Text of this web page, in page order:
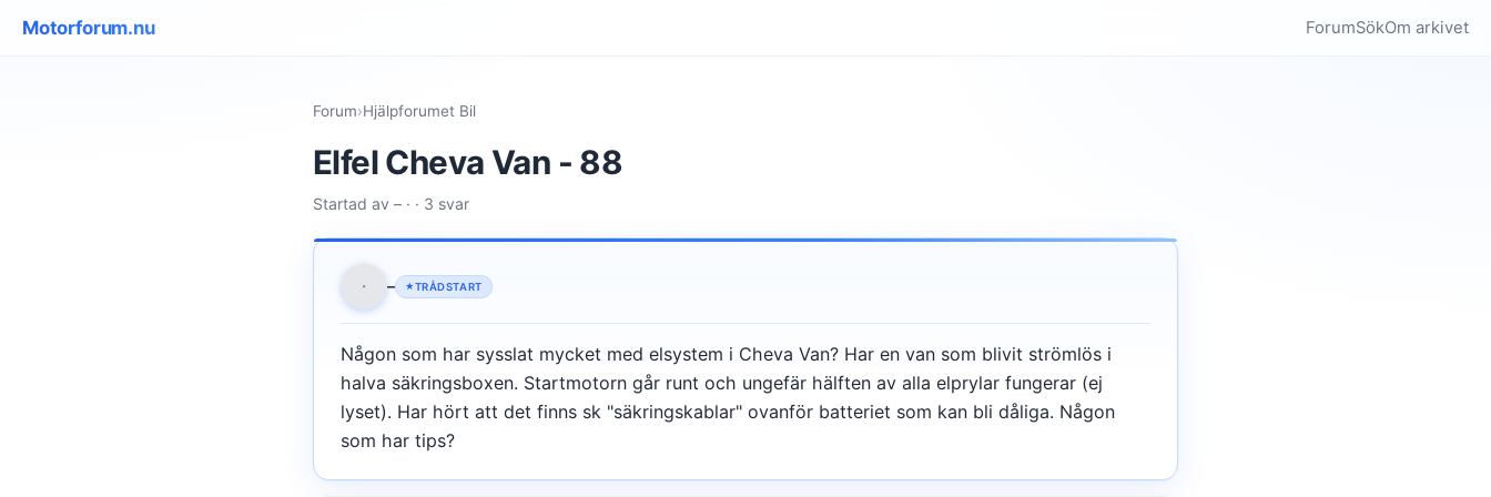
Motorforum.nu ForumSökOm arkivet
Forum›Hjälpforumet Bil
Elfel Cheva Van - 88
Startad av – · · 3 svar
· – TRÅDSTART
Någon som har sysslat mycket med elsystem i Cheva Van? Har en van som blivit strömlös i
halva säkringsboxen. Startmotorn går runt och ungefär hälften av alla elprylar fungerar (ej
lyset). Har hört att det finns sk "säkringskablar" ovanför batteriet som kan bli dåliga. Någon
som har tips?